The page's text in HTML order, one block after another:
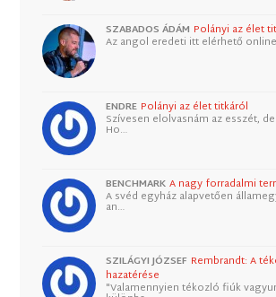
SZABADOS ÁDÁM Polányi az élet
Az angol eredeti itt elérhető
ENDRE Polányi az élet titkáról
Szívesen elolvasnám az esszét,
Ho…
BENCHMARK A nagy forradalmi
A svéd egyház alapvetően
an…
SZILÁGYI JÓZSEF Rembrandt: A
hazatérése
"Valamennyien tékozló fiúk